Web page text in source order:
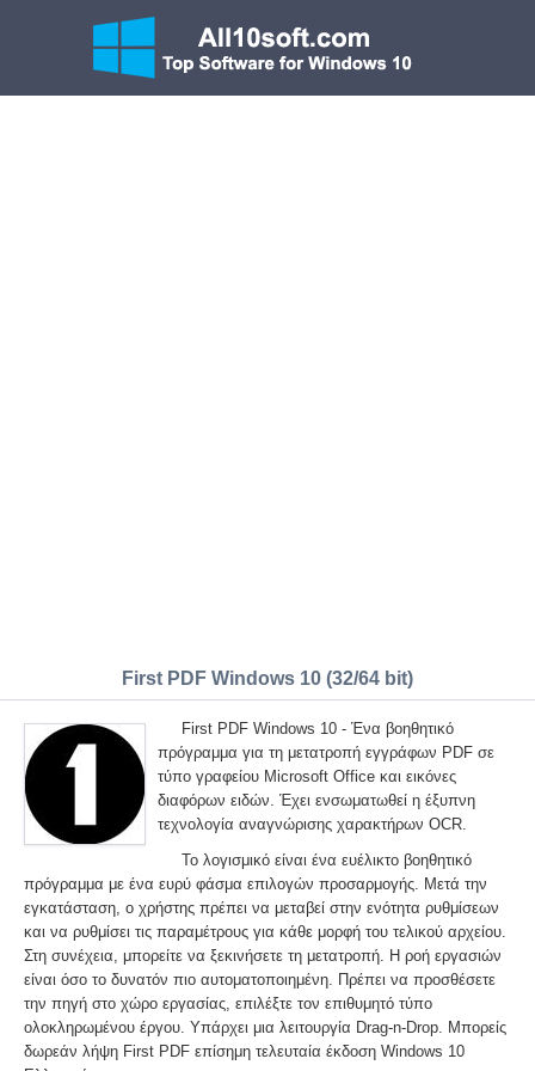
First PDF Windows 10 (32/64 bit)
First PDF Windows 10 - Ένα βοηθητικό
πρόγραμμα για τη μετατροπή εγγράφων PDF σε
τύπο γραφείου Microsoft Office και εικόνες
διαφόρων ειδών. Έχει ενσωματωθεί η έξυπνη
τεχνολογία αναγνώρισης χαρακτήρων OCR.
Το λογισμικό είναι ένα ευέλικτο βοηθητικό
πρόγραμμα με ένα ευρύ φάσμα επιλογών προσαρμογής. Μετά την
εγκατάσταση, ο χρήστης πρέπει να μεταβεί στην ενότητα ρυθμίσεων
και να ρυθμίσει τις παραμέτρους για κάθε μορφή του τελικού αρχείου.
Στη συνέχεια, μπορείτε να ξεκινήσετε τη μετατροπή. Η ροή εργασιών
είναι όσο το δυνατόν πιο αυτοματοποιημένη. Πρέπει να προσθέσετε
την πηγή στο χώρο εργασίας, επιλέξτε τον επιθυμητό τύπο
ολοκληρωμένου έργου. Υπάρχει μια λειτουργία Drag-n-Drop. Μπορείς
δωρεάν λήψη First PDF επίσημη τελευταία έκδοση Windows 10